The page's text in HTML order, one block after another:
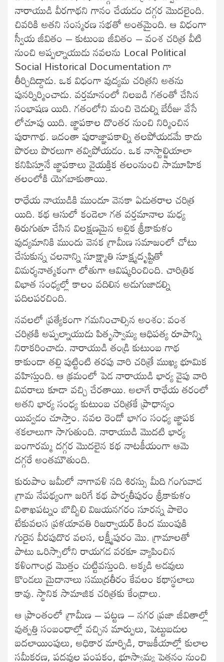
నారాయుడి వీరగాథని గానం చేయడం దగ్గర మొదలైంది.
చివరికి అతని సంస్మరణ సభతో అంతమైంది. ఆ విధంగా
స్వీయ జీవితం – కుటుంబ జీవితం – వంశ చరిత్ర వీటి
నుంచి అప్పల్నాయుడు నవలను Local Political
Social Historical Documentation గా
తీర్చిదిద్దాడు. ఒక విధంగా వుద్యమ చరిత్రని అతను
పునర్నిర్మించాడు. వర్తమానంలో నిలబడి గతంతో చేసిన
సంభాషణ యిది. గతంలోని మంచి చెడుల్ని బేరీజు వేసే
లోచూపు యిది. జ్ఞాపకాల దొంతర నుంచి నిర్మించిన
పురాగాథ. ఇదంతా పురాజ్ఞాపకాల్ని తలపోయడమే కాదు
పొరలు పొరలుగా తవ్విపోయడం. ఒక నాస్టాల్జియాలా
కనిపిస్తూనే జ్ఞాపకాలు వైయక్తిక తలంనుంచి సామూహిక
తలంలోకి యెగబాకుతాయి.
రాధేయ నాయుడికి ముందూ వెనకా ఏడుతరాల చరిత్ర
యిది. కథ ఆసులో కండెలా గత వర్తమానాల మధ్య
తిరుగుతూ చేసిన విలక్షణమైన అల్లిక శ్రీకాకుళం
వుద్యమానికి ముందు వెనక గ్రామీణ సమాజంలో చోటు
చేసుకున్న చలనాన్ని సూక్ష్మాతి సూక్ష్మదృష్టితో
విమర్శనాత్మకంగా లోతుగా ఆవిష్కరించింది. చారిత్రిక
విభాత సంధ్యల్లో కాలం వదిలిన అడుగుజాడల్ని
పదిలపరచింది.
నవలలో ప్రత్యేకంగా గమనించాల్సిన అంశం: వంశ
చరిత్రకి అప్పల్నాయుడు పితృస్వామ్య ఆధిపత్య రూపాన్ని
నిరాకరించాడు. నారాయుడి తండ్రి కుటుంబ గాథ
కాకుండా తల్లి పుట్టింటి తరపు వారి చరిత్రే ముఖ్య భూమిక
వహిస్తుంది. ఆ క్రమంలో పెడ నారాయుడి భార్య వైపు వారి
వివరాలు కూడా వచ్చి చేరతాయి. అలాగే రాధేయ తరంలో
అతని భార్య సంధ్య కుటుంబ చరిత్రకే ప్రాధాన్యం
యివ్వడం చూస్తాం. నవల రెండో భాగం సంధ్య జ్ఞాపక
శకలాలుగా సాగుతుంది. నారాయుడి మొదటి భార్య
బంగారమ్మ దగ్గర మొదలైన కథ నాటకీయంగా ఆమె
దగ్గరే అంతమౌతుంది.
కురుపాం జమీలో నాగావళి నది శిరస్సు మీది గంగువాడ
గ్రామ నేపథ్యంగా జరిగే కథ పార్వతీపురం శ్రీకాకుళం
విశాఖపట్నం బొబ్బిలి విజయనగరం సూరన్న పాలెం
టేకువలస ప్రళయావతి రిజర్వాయర్ కింద ముంపుకి
గురైన వీరపుదొర వలస, లక్ష్మీపురం మొ. గ్రామాలతో
పాటు ఒరిస్సాలోని రాయగడ వరకూ వ్యాపించిన
కళింగాంధ్ర మొత్తం చుట్టివస్తుంది. అక్కడి అడవులు
కొండలు మైదానాలు సముద్రతీరం కేవలం కథాస్థలాలు
కావు. స్థానిక సామాజిక చరిత్రకు కేంద్రాలు.
ఆ ప్రాంతంలో గ్రామీణ – పట్టణ – నగర ప్రజా జీవితాల్లో
వుత్పత్తి సంబంధాల్లో వచ్చిన మార్పులు, పెట్టుబడుల
బదలాయింపులు, అధికార మార్పిడి, రాజకీయాల్లో కులాల
సమీకరణ, పదవుల పంపకం, భూస్వామ్య పెత్తనం నుంచి